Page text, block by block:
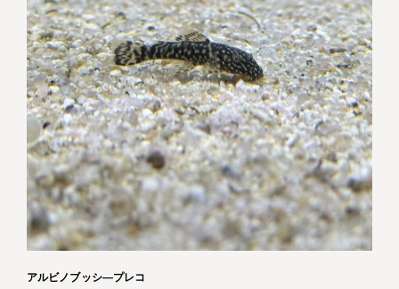
アルビノブッシ―プレコ